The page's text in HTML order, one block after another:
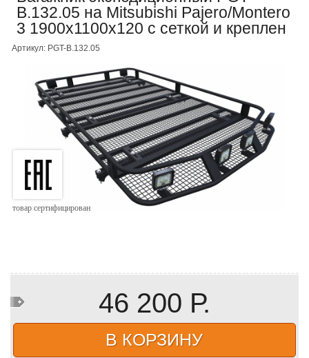
B.132.05 на Mitsubishi Pajero/Montero
3 1900х1100х120 с сеткой и креплен
Артикул: PGT-B.132.05
товар сертифицирован
46 200 Р.
В КОРЗИНУ